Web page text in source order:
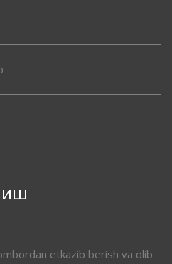
etkazib berish va olib